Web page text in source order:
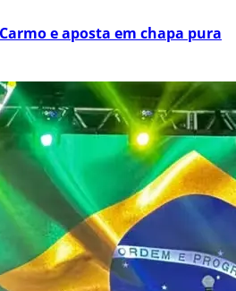
e aposta em chapa pura